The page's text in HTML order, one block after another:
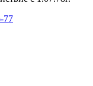
77